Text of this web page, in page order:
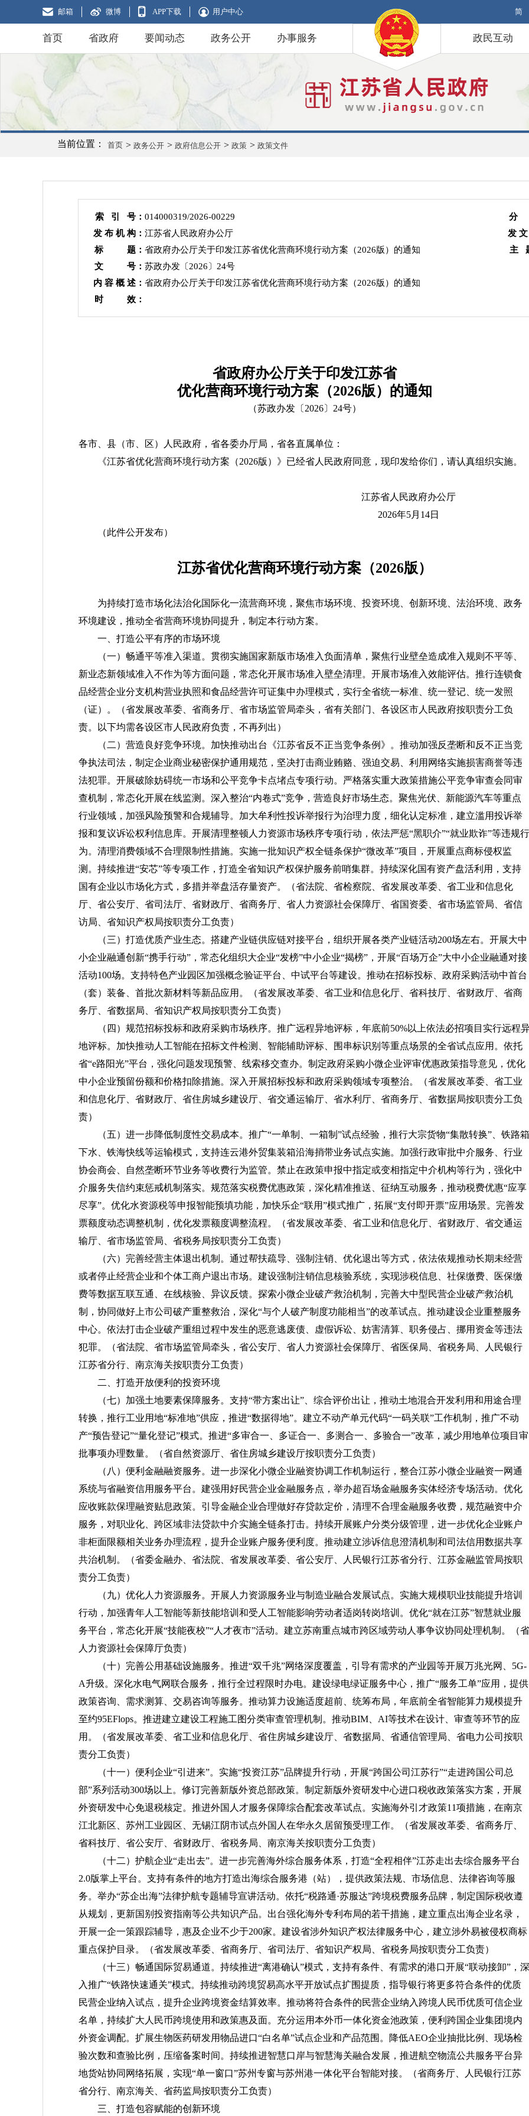
邮箱 微博 APP下载 用户中心 简
首页 省政府 要闻动态 政务公开 办事服务 政民互动
当前位置： 首页 > 政务公开 > 政府信息公开 > 政策 > 政策文件
索 引 号： 014000319/2026-00229
分
发 布 机 构： 江苏省人民政府办公厅
发
标 题： 省政府办公厅关于印发江苏省优化营商环境行动方案（2026版）的通知
主
文 号： 苏政办发〔2026〕24号
内 容 概 述： 省政府办公厅关于印发江苏省优化营商环境行动方案（2026版）的通知
时 效：
省政府办公厅关于印发江苏省
优化营商环境行动方案（2026版）的通知
（苏政办发〔2026〕24号）
各市、县（市、区）人民政府，省各委办厅局，省各直属单位：
《江苏省优化营商环境行动方案（2026版）》已经省人民政府同意，现印发给你们，请认真组织实施。
江苏省人民政府办公厅
2026年5月14日
（此件公开发布）
江苏省优化营商环境行动方案（2026版）
为持续打造市场化法治化国际化一流营商环境，聚焦市场环境、投资环境、创新环境、法治环境、政务
环境建设，推动全省营商环境协同提升，制定本行动方案。
一、打造公平有序的市场环境
（一）畅通平等准入渠道。 贯彻实施国家新版市场准入负面清单，聚焦行业壁垒造成准入规则不平等、
新业态新领域准入不作为等方面问题，常态化开展市场准入壁垒清理。开展市场准入效能评估。推行连锁食
品经营企业分支机构营业执照和食品经营许可证集中办理模式，实行全省统一标准、统一登记、统一发照
（证）。
（省发展改革委、省商务厅、省市场监管局牵头，省有关部门、各设区市人民政府按职责分工负
责。以下均需各设区市人民政府负责，不再列出）
（二）营造良好竞争环境。 加快推动出台《江苏省反不正当竞争条例》。推动加强反垄断和反不正当竞
争执法司法，制定企业商业秘密保护通用规范，坚决打击商业贿赂、强迫交易、利用网络实施损害商誉等违
法犯罪。开展破除妨碍统一市场和公平竞争卡点堵点专项行动。严格落实重大政策措施公平竞争审查会同审
查机制，常态化开展在线监测。深入整治“内卷式”竞争，营造良好市场生态。聚焦光伏、新能源汽车等重点
行业领域，加强风险预警和合规辅导。加大牟利性投诉举报行为治理力度，细化认定标准，建立滥用投诉举
报和复议诉讼权利信息库。开展清理整顿人力资源市场秩序专项行动，依法严惩“黑职介”“就业欺诈”等违规行
为。清理消费领域不合理限制性措施。实施一批知识产权全链条保护“微改革”项目，开展重点商标侵权监
测。持续推进“安芯”等专项工作，打造全省知识产权保护服务前哨集群。持续深化国有资产盘活利用，支持
国有企业以市场化方式，多措并举盘活存量资产。
（省法院、省检察院、省发展改革委、省工业和信息化
厅、省公安厅、省司法厅、省财政厅、省商务厅、省人力资源社会保障厅、省国资委、省市场监管局、省信
访局、省知识产权局按职责分工负责）
（三）打造优质产业生态。 搭建产业链供应链对接平台，组织开展各类产业链活动200场左右。开展大中
小企业融通创新“携手行动”，常态化组织大企业“发榜”中小企业“揭榜”，开展“百场万企”大中小企业融通对接
活动100场。支持特色产业园区加强概念验证平台、中试平台等建设。推动在招标投标、政府采购活动中首台
（套）装备、首批次新材料等新品应用。
（省发展改革委、省工业和信息化厅、省科技厅、省财政厅、省商
务厅、省数据局、省知识产权局按职责分工负责）
（四）规范招标投标和政府采购市场秩序。 推广远程异地评标，年底前50%以上依法必招项目实行远程
地评标。加快推动人工智能在招标文件检测、智能辅助评标、围串标识别等重点场景的全省试点应用。依托
省“e路阳光”平台，强化问题发现预警、线索移交查办。制定政府采购小微企业评审优惠政策指导意见，优化
中小企业预留份额和价格扣除措施。深入开展招标投标和政府采购领域专项整治。
（省发展改革委、省工业
和信息化厅、省财政厅、省住房城乡建设厅、省交通运输厅、省水利厅、省商务厅、省数据局按职责分工负
责）
（五）进一步降低制度性交易成本。 推广“一单制、一箱制”试点经验，推行大宗货物“集散转换”、铁路箱
下水、铁海快线等运输模式，支持连云港外贸集装箱沿海捎带业务试点实施。加强行政审批中介服务、行业
协会商会、自然垄断环节业务等收费行为监管。禁止在政策申报中指定或变相指定中介机构等行为，强化中
介服务失信约束惩戒机制落实。规范落实税费优惠政策，深化精准推送、征纳互动服务，推动税费优惠“应享
尽享”。优化水资源税等申报智能预填功能，加快乐企“联用”模式推广，拓展“支付即开票”应用场景。完善发
票额度动态调整机制，优化发票额度调整流程。
（省发展改革委、省工业和信息化厅、省财政厅、省交通运
输厅、省市场监管局、省税务局按职责分工负责）
（六）完善经营主体退出机制。 通过帮扶疏导、强制注销、优化退出等方式，依法依规推动长期未经营
或者停止经营企业和个体工商户退出市场。建设强制注销信息核验系统，实现涉税信息、社保缴费、医保缴
费等数据互联互通、在线核验、异议反馈。探索小微企业破产救治机制，完善大中型民营企业破产救治机
制，协同做好上市公司破产重整救治，深化“与个人破产制度功能相当”的改革试点。推动建设企业重整服务
中心。依法打击企业破产重组过程中发生的恶意逃废债、虚假诉讼、妨害清算、职务侵占、挪用资金等违法
犯罪。
（省法院、省市场监管局牵头，省公安厅、省人力资源社会保障厅、省医保局、省税务局、人民银行
江苏省分行、南京海关按职责分工负责）
二、打造开放便利的投资环境
（七）加强土地要素保障服务。 支持“带方案出让”、综合评价出让，推动土地混合开发利用和用途合理
转换，推行工业用地“标准地”供应，推进“数据得地”。建立不动产单元代码“一码关联”工作机制，推广不动
产“预告登记”“量化登记”模式。推进“多审合一、多证合一、多测合一、多验合一”改革，减少用地单位项目审
批事项办理数量。
（省自然资源厅、省住房城乡建设厅按职责分工负责）
（八）便利金融融资服务。 进一步深化小微企业融资协调工作机制运行，整合江苏小微企业融资一网通
系统与省融资信用服务平台。建强用好民营企业金融服务点，举办超百场金融服务实体经济专场活动。优化
应收账款保理融资贴息政策。引导金融企业合理做好存贷款定价，清理不合理金融服务收费，规范融资中介
服务，对职业化、跨区域非法贷款中介实施全链条打击。持续开展账户分类分级管理，进一步优化企业账户
非柜面限额相关业务办理流程，提升企业账户服务便利度。推动建立涉诉信息澄清机制和司法信用数据共享
共治机制。
（省委金融办、省法院、省发展改革委、省公安厅、人民银行江苏省分行、江苏金融监管局按职
责分工负责）
（九）优化人力资源服务。 开展人力资源服务业与制造业融合发展试点。实施大规模职业技能提升培训
行动，加强青年人工智能等新技能培训和受人工智能影响劳动者适岗转岗培训。优化“就在江苏”智慧就业服
务平台，常态化开展“技能夜校”“人才夜市”活动。建立苏南重点城市跨区域劳动人事争议协同处理机制。
（省
人力资源社会保障厅负责）
（十）完善公用基础设施服务。 推进“双千兆”网络深度覆盖，引导有需求的产业园等开展万兆光网、5G-
A升级。深化水电气网联合服务，推行全过程限时办电。建设绿电绿证服务中心，推广“服务工单”应用，提供
政策咨询、需求测算、交易咨询等服务。推动算力设施适度超前、统筹布局，年底前全省智能算力规模提升
至约95EFlops。推进建立建设工程施工图分类审查管理机制。推动BIM、AI等技术在设计、审查等环节的应
用。
（省发展改革委、省工业和信息化厅、省住房城乡建设厅、省数据局、省通信管理局、省电力公司按职
责分工负责）
（十一）便利企业“引进来”。 实施“投资江苏”品牌提升行动，开展“跨国公司江苏行”“走进跨国公司总
部”系列活动300场以上。修订完善新版外资总部政策。制定新版外资研发中心进口税收政策落实方案，开展
外资研发中心免退税核定。推进外国人才服务保障综合配套改革试点。实施海外引才政策11项措施，在南京
江北新区、苏州工业园区、无锡江阴市试点外国人在华永久居留预受理工作。
（省发展改革委、省商务厅、
省科技厅、省公安厅、省财政厅、省税务局、南京海关按职责分工负责）
（十二）护航企业“走出去”。 进一步完善海外综合服务体系，打造“全程相伴”江苏走出去综合服务平台
2.0版掌上平台。支持有条件的地方打造出海综合服务港（站），提供政策法规、市场信息、法律咨询等服
务。举办“苏企出海”法律护航专题辅导宣讲活动。依托“税路通·苏服达”跨境税费服务品牌，制定国际税收遵
从规划，更新国别投资指南等公共知识产品。出台强化海外专利布局的若干措施，建立重点出海企业名录，
开展一企一策跟踪辅导，惠及企业不少于200家。建设省涉外知识产权法律服务中心，建立涉外易被侵权商标
重点保护目录。
（省发展改革委、省商务厅、省司法厅、省知识产权局、省税务局按职责分工负责）
（十三）畅通国际贸易通道。 持续推进“离港确认”模式，支持有条件、有需求的港口开展“联动接卸”，深
入推广“铁路快速通关”模式。持续推动跨境贸易高水平开放试点扩围提质，指导银行将更多符合条件的优质
民营企业纳入试点，提升企业跨境资金结算效率。推动将符合条件的民营企业纳入跨境人民币优质可信企业
名单，持续扩大人民币跨境使用和政策惠及面。充分运用本外币一体化资金池政策，便利跨国企业集团境内
外资金调配。扩展生物医药研发用物品进口“白名单”试点企业和产品范围。降低AEO企业抽批比例、现场检
验次数和查验比例，压缩备案时间。持续推进智慧口岸与智慧海关融合发展，推进航空物流公共服务平台异
地货站协同网络拓展，实现“单一窗口”苏州专窗与苏州港一体化平台智能对接。
（省商务厅、人民银行江苏
省分行、南京海关、省药监局按职责分工负责）
三、打造包容赋能的创新环境